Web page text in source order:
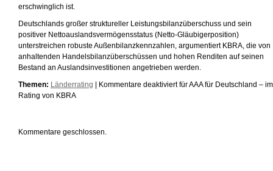
erschwinglich ist.
Deutschlands großer struktureller Leistungsbilanzüberschuss und sein
positiver Nettoauslandsvermögensstatus (Netto-Gläubigerposition)
unterstreichen robuste Außenbilanzkennzahlen, argumentiert KBRA, die von
anhaltenden Handelsbilanzüberschüssen und hohen Renditen auf seinen
Bestand an Auslandsinvestitionen angetrieben werden.
Themen: Länderrating Kommentare deaktiviertfür AAA für Deutschland – im
Rating von KBRA
Kommentare geschlossen.